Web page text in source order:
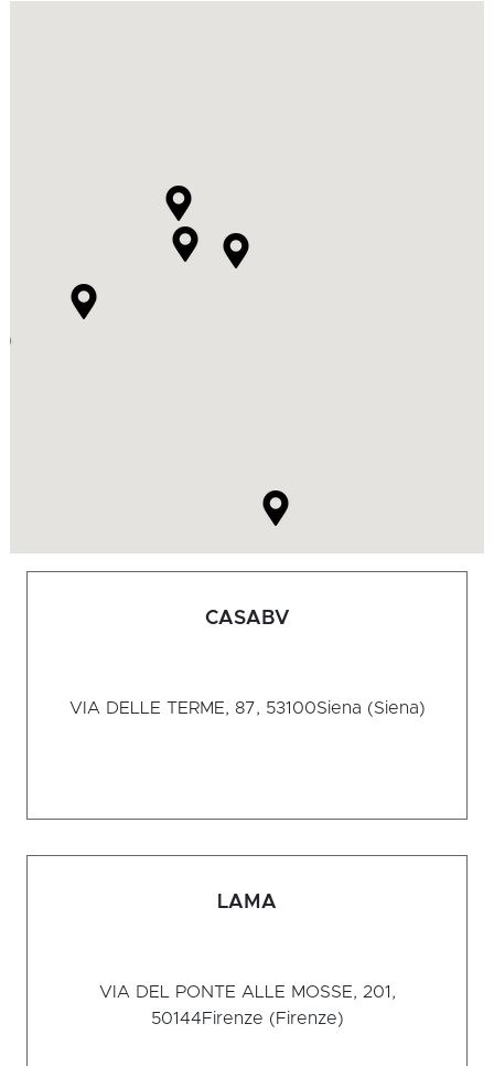
CASABV
VIA DELLE TERME, 87, 53100Siena (Siena)
LAMA
VIA DEL PONTE ALLE MOSSE, 201,
50144Firenze (Firenze)